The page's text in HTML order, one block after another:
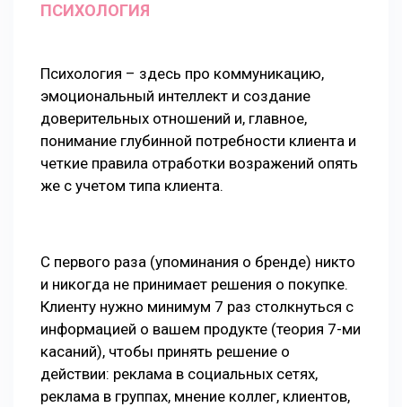
ПСИХОЛОГИЯ
Психология – здесь про коммуникацию,
эмоциональный интеллект и создание
доверительных отношений и, главное,
понимание глубинной потребности клиента и
четкие правила отработки возражений опять
же с учетом типа клиента.
С первого раза (упоминания о бренде) никто
и никогда не принимает решения о покупке.
Клиенту нужно минимум 7 раз столкнуться с
информацией о вашем продукте (теория 7-ми
касаний), чтобы принять решение о
действии: реклама в социальных сетях,
реклама в группах, мнение коллег, клиентов,